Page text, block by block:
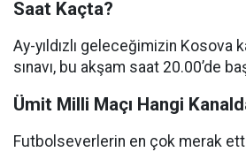
Saat Kaçta?
Ay-yıldızlı geleceğimizin Kosova
sınavı, bu akşam saat 20.00’de
Ümit Milli Maçı Hangi
Futbolseverlerin en çok merak